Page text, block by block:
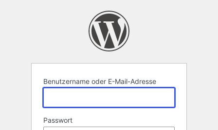
Benutzername oder E-Mail-Adresse
Passwort